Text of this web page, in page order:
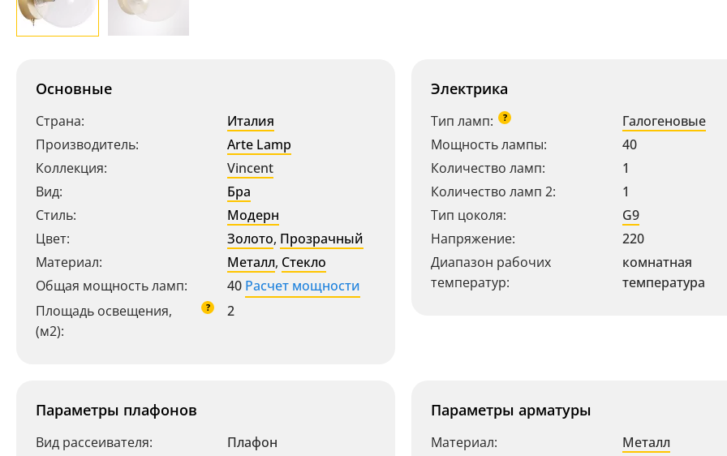
Основные
Страна:
Италия
Производитель:
Arte Lamp
Коллекция:
Vincent
Вид:
Бра
Стиль:
Модерн
Цвет:
Золото, Прозрачный
Материал:
Металл, Стекло
Общая мощность ламп:
40 Расчет мощности
Площадь освещения,
(м2):
? 2
Электрика
Тип ламп: ?
Галогеновые
Мощность лампы:
40
Количество ламп:
1
Количество ламп 2:
1
Тип цоколя:
G9
Напряжение:
220
Диапазон рабочих
температур:
комнатная
температура
Параметры плафонов
Вид рассеивателя:
Плафон
Параметры арматуры
Материал:
Металл